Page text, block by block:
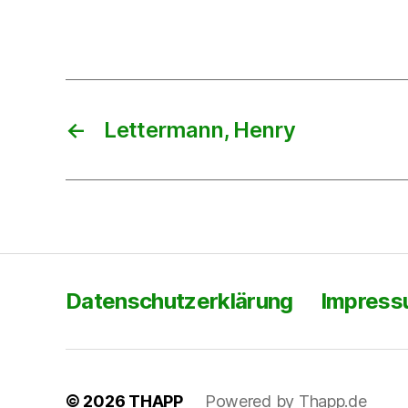
← Lettermann, Henry
Datenschutzerklärung
© 2026 THAPP Powered by Thapp.de